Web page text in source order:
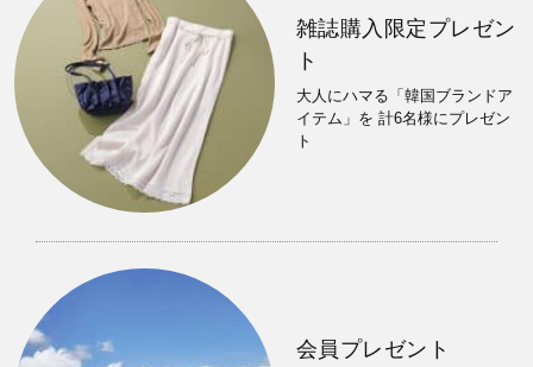
雑誌購入限定プレゼン
ト
大人にハマる「韓国ブランドア
イテム」を 計6名様にプレゼン
ト
会員プレゼント